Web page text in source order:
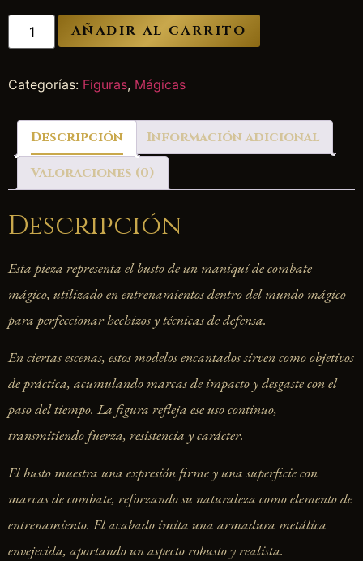
AÑADIR AL CARRITO
Categorías: Figuras, Mágicas
Descripción
Información adicional
Valoraciones (0)
Descripción
Esta pieza representa el busto de un maniquí de combate
mágico, utilizado en entrenamientos dentro del mundo mágico
para perfeccionar hechizos y técnicas de defensa.
En ciertas escenas, estos modelos encantados sirven como objetivos
de práctica, acumulando marcas de impacto y desgaste con el
paso del tiempo. La figura refleja ese uso continuo,
transmitiendo fuerza, resistencia y carácter.
El busto muestra una expresión firme y una superficie con
marcas de combate, reforzando su naturaleza como elemento de
entrenamiento. El acabado imita una armadura metálica
envejecida, aportando un aspecto robusto y realista.